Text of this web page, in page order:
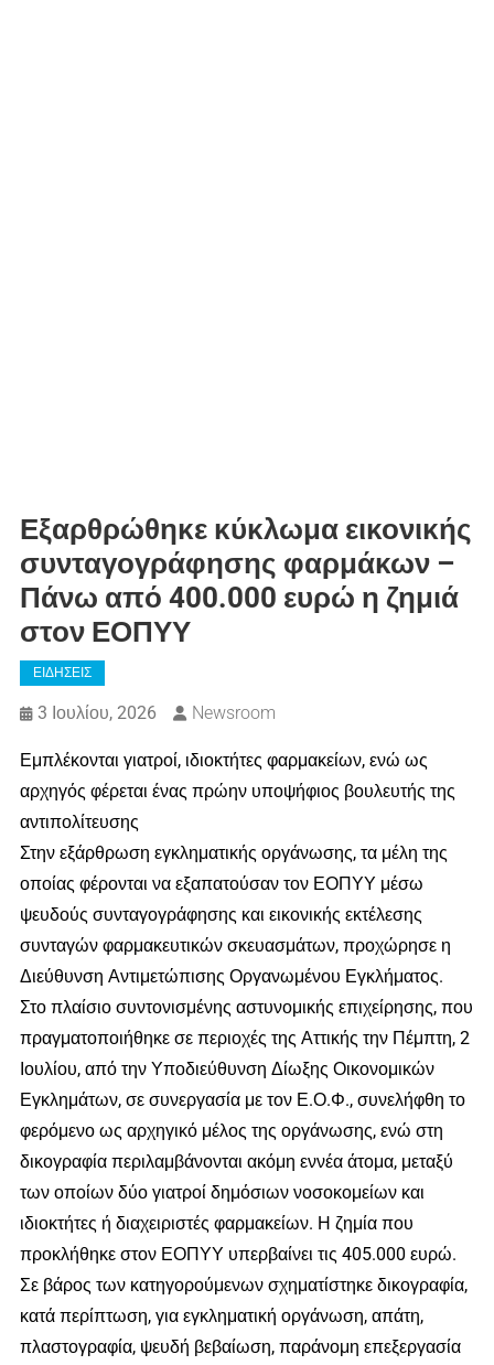
Εξαρθρώθηκε κύκλωμα εικονικής
συνταγογράφησης φαρμάκων –
Πάνω από 400.000 ευρώ η ζημιά
στον ΕΟΠΥΥ
ΕΙΔΗΣΕΙΣ
3 Ιουλίου, 2026 Newsroom
Εμπλέκονται γιατροί, ιδιοκτήτες φαρμακείων, ενώ ως
αρχηγός φέρεται ένας πρώην υποψήφιος βουλευτής της
αντιπολίτευσης
Στην εξάρθρωση εγκληματικής οργάνωσης, τα μέλη της
οποίας φέρονται να εξαπατούσαν τον ΕΟΠΥΥ μέσω
ψευδούς συνταγογράφησης και εικονικής εκτέλεσης
συνταγών φαρμακευτικών σκευασμάτων, προχώρησε η
Διεύθυνση Αντιμετώπισης Οργανωμένου Εγκλήματος.
Στο πλαίσιο συντονισμένης αστυνομικής επιχείρησης, που
πραγματοποιήθηκε σε περιοχές της Αττικής την Πέμπτη, 2
Ιουλίου, από την Υποδιεύθυνση Δίωξης Οικονομικών
Εγκλημάτων, σε συνεργασία με τον Ε.Ο.Φ., συνελήφθη το
φερόμενο ως αρχηγικό μέλος της οργάνωσης, ενώ στη
δικογραφία περιλαμβάνονται ακόμη εννέα άτομα, μεταξύ
των οποίων δύο γιατροί δημόσιων νοσοκομείων και
ιδιοκτήτες ή διαχειριστές φαρμακείων. Η ζημία που
προκλήθηκε στον ΕΟΠΥΥ υπερβαίνει τις 405.000 ευρώ.
Σε βάρος των κατηγορούμενων σχηματίστηκε δικογραφία,
κατά περίπτωση, για εγκληματική οργάνωση, απάτη,
πλαστογραφία, ψευδή βεβαίωση, παράνομη επεξεργασία